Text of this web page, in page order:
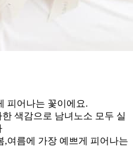
피어나는 꽃이에요.
색감으로 남녀노소 모두 실
여름에 가장 예쁘게 피어나는